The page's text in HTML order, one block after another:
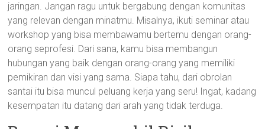
jaringan. Jangan ragu untuk bergabung dengan komunitas
yang relevan dengan minatmu. Misalnya, ikuti seminar atau
workshop yang bisa membawamu bertemu dengan orang-
orang seprofesi. Dari sana, kamu bisa membangun
hubungan yang baik dengan orang-orang yang memiliki
pemikiran dan visi yang sama. Siapa tahu, dari obrolan
santai itu bisa muncul peluang kerja yang seru! Ingat, kadang
kesempatan itu datang dari arah yang tidak terduga.